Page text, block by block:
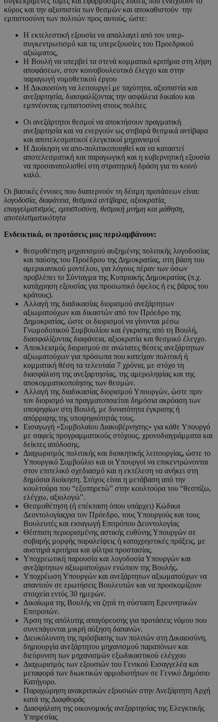
κύρος και την αξιοπιστία των θεσμών και αποκαθιστούν την
εμπιστοσύνη των πολιτών προς αυτούς, ώστε:
Η εκτελεστική εξουσία να απαλλαγεί από τον υπερ-
συγκεντρωτισμό και τις υπερεξουσίες του Προεδρικού
αξιώματος,
Η Βουλή να υπερβεί τα στενά κομματικά κριτήρια στη λήψη
αποφάσεων, στον κοινοβουλευτικό έλεγχο και στην
παραγωγή νομοθετικού έργου
Η Δικαιοσύνη να λειτουργεί με ταχύτητα, αξιοπιστία και
ανεξαρτησία, διασφαλίζοντας την ασφάλεια δικαίου και
εμπνέοντας εμπιστοσύνη στους πολίτες
Οι ανεξάρτητοι θεσμοί να αποκτήσουν πραγματική
ανεξαρτησία και να ενεργούν ως στιβαρά θεσμικά αντίβαρα
και αποτελεσματικοί ελεγκτικοί μηχανισμοί
Η Διοίκηση να απο-πολιτικοποιηθεί και να καταστεί
αποτελεσματική και παραγωγική και η κυβερνητική εξουσία
να προσανατολισθεί στη στρατηγική δράση για το κοινό
καλό.
Οι βασικές έννοιες που διαπερνούν τη δέσμη προτάσεων είναι:
λογοδοσία, διαφάνεια, θεσμικά αντίβαρα, αξιοκρατία,
επαγγελματισμός, εμπιστοσύνη, θεσμική μνήμη και μάθηση,
αποτελεσματικότητα
Ενδεικτικά, οι προτάσεις μας περιλαμβάνουν:
θεσμοθέτηση μηχανισμού αυξημένης πολιτικής λογοδοσίας
και παύσης του Προέδρου της Δημοκρατίας, στη βάση του
αμερικανικού μοντέλου, για λόγους πέραν των όσων
προβλέπει το Σύνταγμα της Κυπριακής Δημοκρατίας (π.χ.
κατάχρηση εξουσίας για προσωπικό όφελος ή εις βάρος του
κράτους).
Αλλαγή της διαδικασίας διορισμού ανεξάρτητων
αξιωματούχων και δικαστών από τον Πρόεδρο της
Δημοκρατίας, ώστε οι διορισμοί να γίνονται μέσω
Γνωμοδοτικού Συμβουλίου και έγκρισης από τη Βουλή,
διασφαλίζοντας διαφάνεια, αξιοκρατία και θεσμικό έλεγχο.
Αποκλεισμός διορισμού σε ανώτατες θέσεις ανεξάρτητων
αξιωματούχων για πρόσωπα που κατείχαν πολιτική ή
κομματική θέση τα τελευταία 7 χρόνια, με στόχο τη
διασφάλιση της ανεξαρτησίας, της αμεροληψίας και της
αποκομματικοποίησης των θεσμών.
Αλλαγή της διαδικασίας διορισμού Υπουργών, ώστε πριν
τον διορισμό να πραγματοποιείται δημόσια ακρόαση των
υποψηφίων στη Βουλή, με δυνατότητα έγκρισης ή
απόρριψης της υποψηφιότητάς τους.
Εισαγωγή «Συμβολαίου Διακυβέρνησης» για κάθε Υπουργό
με σαφείς προγραμματικούς στόχους, χρονοδιαγράμματα και
δείκτες απόδοσης.
Διαχωρισμός πολιτικής και διοικητικής λειτουργίας, ώστε το
Υπουργικό Συμβούλιο και οι Υπουργοί να επικεντρώνονται
στον επιτελικό σχεδιασμό και η εκτέλεση να ανήκει στη
δημόσια διοίκηση. Στόχος είναι η μετάβαση από την
κουλτούρα του “εξυπηρετώ” στην κουλτούρα του “θεσπίζω,
ελέγχω, αξιολογώ”.
Θεσμοθέτηση (ή επέκταση όπου υπάρχει) Κώδικα
Δεοντολογίαςγια τον Πρόεδρο, τους Υπουργούς και τους
Βουλευτές και εισαγωγή Επιτρόπου Δεοντολογίας
Θέσπιση περιορισμένης αστικής ευθύνης Υπουργών σε
σοβαρής μορφής παραλείψεις ή καταχρηστικές πράξεις, με
αυστηρά κριτήρια και φίλτρα προστασίας.
Υποχρεωτική παρουσία και λογοδοσία Υπουργών και
ανεξάρτητων αξιωματούχων ενώπιον της Βουλής.
Υποχρέωση Υπουργών και ανεξάρτητων αξιωματούχων να
απαντούν σε ερωτήσεις Βουλευτών και να προσκομίζουν
στοιχεία εντός 30 ημερών.
Δικαίωμα της Βουλής να ζητά τη σύσταση Ερευνητικών
Επιτροπών.
Άρση της απόλυτης απαγόρευσης για προτάσεις νόμου που
συνεπάγονται μικρή αύξηση δαπανών.
Διευκόλυνση της πρόσβασης των πολιτών στη Δικαιοσύνη,
δημιουργία ανεξάρτητου μηχανισμού παραπόνων και
διεύρυνση των μηχανισμών εξωδικαστικού ελέγχου
Διαχωρισμός των εξουσιών του Γενικού Εισαγγελέα και
μεταφορά των διωκτικών αρμοδιοτήτων σε Γενικό Δημόσιο
Κατήγορο.
Παραχώρηση ανακριτικών εξουσιών στην Ανεξάρτητη Αρχή
κατά της Διαφθοράς
Διασφάλιση της οικονομικής ανεξαρτησίας της Ελεγκτικής
Υπηρεσίας